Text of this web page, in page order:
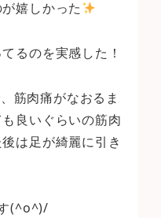
嬉しかった
るのを実感した！
筋肉痛がなおるま
良いぐらいの筋肉
は足が綺麗に引き
(^o^)/